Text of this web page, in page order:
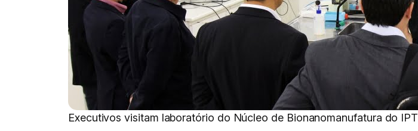
Executivos visitam laboratório do Núcleo de Bionanomanufatura do IPT